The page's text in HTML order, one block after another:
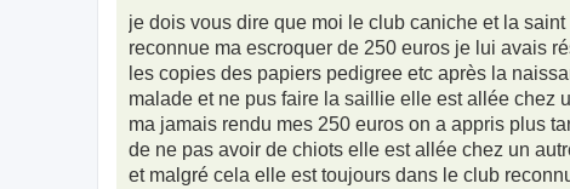
s
a
g
je dois vous dire que moi le club caniche et la
reconnue ma escroquer de 250 euros je lui avais
les copies des papiers pedigree etc après la
malade et ne pus faire la saillie elle est allée chez
ma jamais rendu mes 250 euros on a appris plus
de ne pas avoir de chiots elle est allée chez un
et malgré cela elle est toujours dans le club